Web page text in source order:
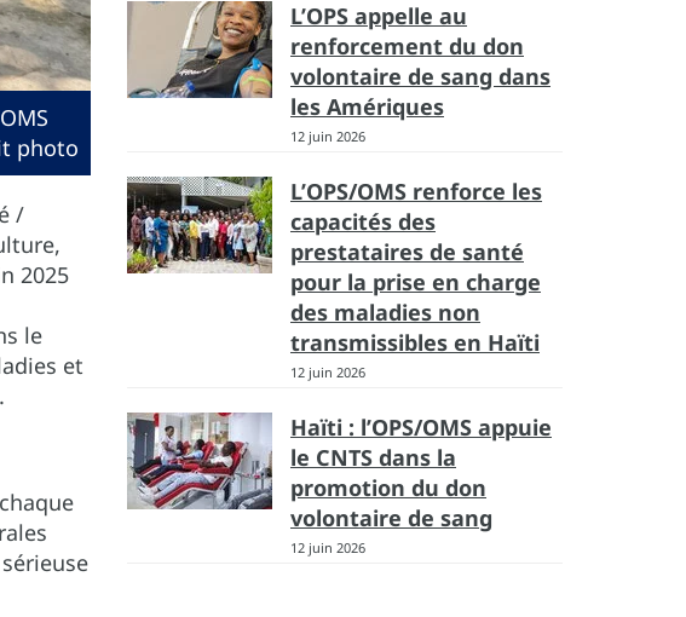
photo
/
2025
le
et
L’OPS appelle au
renforcement du don
volontaire de sang dans
les Amériques
12 juin 2026
L’OPS/OMS renforce les
capacités des
prestataires de santé
pour la prise en charge
des maladies non
transmissibles en Haïti
12 juin 2026
Haïti : l’OPS/OMS appuie
le CNTS dans la
promotion du don
volontaire de sang
12 juin 2026